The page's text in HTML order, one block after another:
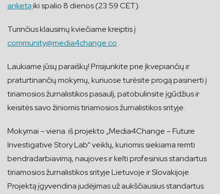
anketąiki spalio 8 dienos (23:59 CET).
Turinčius klausimų kviečiamekreiptis į
community@media4change.co .
Laukiame jūsų paraiškų! Prisijunkite prie įkvepiančių ir
praturtinančių mokymų, kuriuose turėsite progą pasinerti į
tiriamosios žurnalistikos pasaulį, patobulinsite įgūdžius ir
keisitės savo žiniomis tiriamosios žurnalistikos srityje.
Mokymai – viena iš projekto „Media4Change – Future
Investigative Story Lab“ veiklų, kuriomis siekiama remti
bendradarbiavimą, naujoves ir kelti profesinius standartus
tiriamosios žurnalistikos srityje Lietuvoje ir Slovakijoje.
Projektą įgyvendina judėjimas už aukščiausius standartus